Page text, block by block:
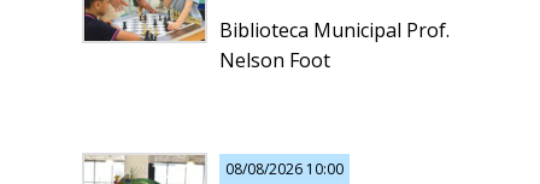
Biblioteca Municipal Prof.
Nelson Foot
08/08/2026 10:00